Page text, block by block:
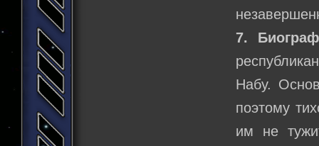
7.
Набу.
поэтому
им не